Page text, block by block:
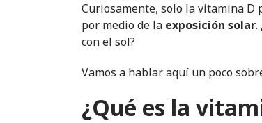
Curiosamente, solo la vitamina D
por medio de la exposición solar.
con el sol?
Vamos a hablar aquí un poco
¿Qué es la